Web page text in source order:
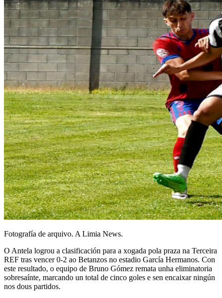
Fotografía de arquivo. A Limia News.
O Antela logrou a clasificación para a xogada pola praza na Terceira
REF tras vencer 0-2 ao Betanzos no estadio García Hermanos. Con
este resultado, o equipo de Bruno Gómez remata unha eliminatoria
sobresaínte, marcando un total de cinco goles e sen encaixar ningún
nos dous partidos.